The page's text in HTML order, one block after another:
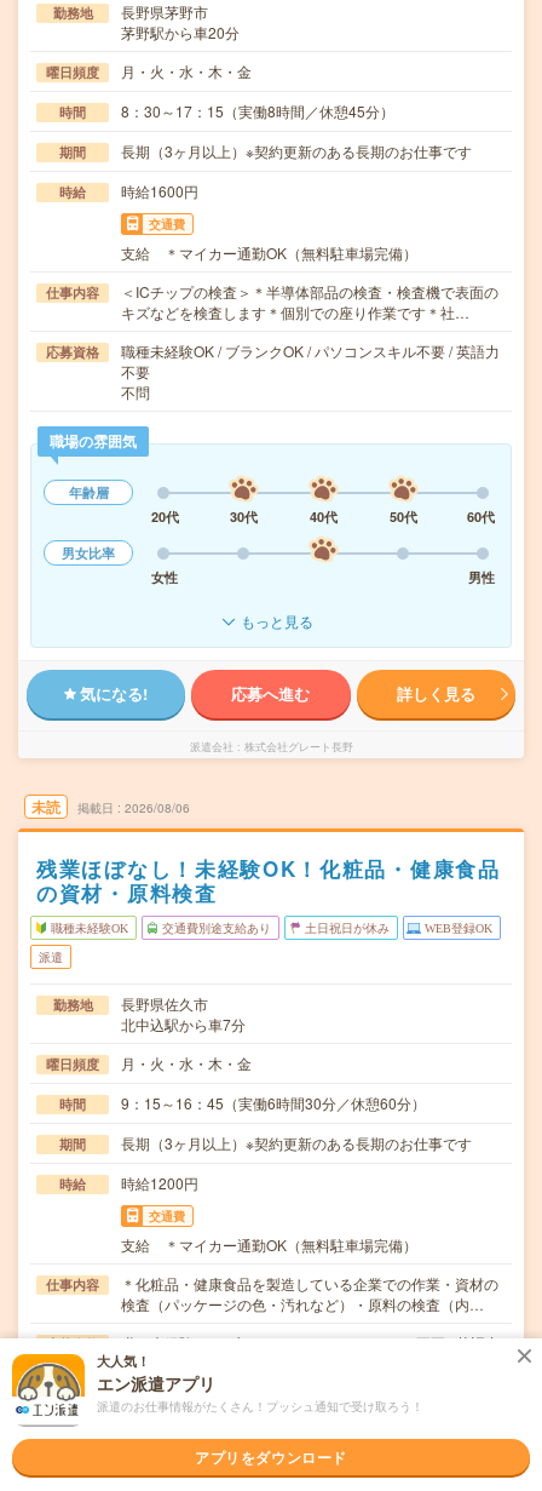
勤務地
長野県茅野市
茅野駅から車20分
曜日頻度 月・火・水・木・金
時間 8：30～17：15（実働8時間／休憩45分）
期間 長期（3ヶ月以上）※契約更新のある長期のお仕事です
時給 時給1600円
交通費
支給 ＊マイカー通勤OK（無料駐車場完備）
仕事内容
＜ICチップの検査＞＊半導体部品の検査・検査機で表面の
キズなどを検査します＊個別での座り作業です＊社…
応募資格
職種未経験OK / ブランクOK / パソコンスキル不要 / 英語力
不要
不問
職場の雰囲気
年齢層
20代
30代 40代 50代
60代
男女比率
女性
男性
もっと見る
気になる! 応募へ進む 詳しく見る
派遣会社 株式会社グレート長野
未読 掲載日 2026/08/06
残業ほぼなし！未経験OK！化粧品・健康食品
の資材・原料検査
職種未経験OK 交通費別途支給あり 土日祝日が休み WEB登録OK
派遣
勤務地
長野県佐久市
北中込駅から車7分
曜日頻度 月・火・水・木・金
時間 9：15～16：45（実働6時間30分／休憩60分）
期間 長期（3ヶ月以上）※契約更新のある長期のお仕事です
時給 時給1200円
交通費
支給 ＊マイカー通勤OK（無料駐車場完備）
仕事内容
＊化粧品・健康食品を製造している企業での作業・資材の
検査（パッケージの色・汚れなど）・原料の検査（内…
応募資格
職種未経験OK / ブランクOK / パソコンスキル不要 / 英語力
不要
不問・喫煙者は不可（匂いがつく・敷地内禁煙のため）
職場の雰囲気
大人気！
エン派遣アプリ
派遣のお仕事情報がたくさん！プッシュ通知で受け取ろう！
アプリをダウンロード